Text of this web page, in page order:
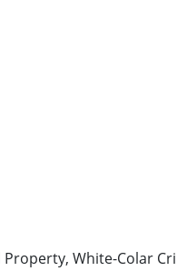
White-Colar